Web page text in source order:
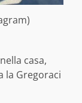
casa,
la Gregoraci